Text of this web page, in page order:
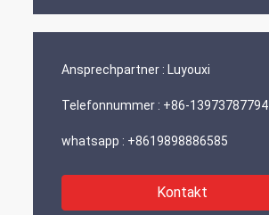
Ansprechpartner : Luyouxi
Telefonnummer : +86-13973787794
whatsapp : +8619898886585
Kontakt